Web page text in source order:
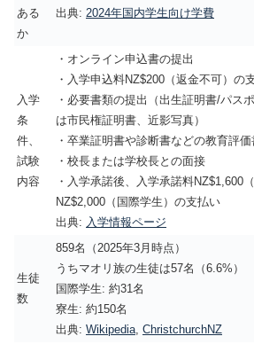
ある
か
出典: 2024年国内学生向け学費
入学
条
件、
試験
内容
・オンライン申込書の提出
・入学申込料NZ$200（返金不可）の
・必要書類の提出（出生証明書/パス
は市民権証明書、近影写真）
・卒業証明書や診断書などの教育評価
・校長または学校長との面接
・入学承諾後、入学承諾料NZ$1,600
NZ$2,000（国際学生）の支払い
出典: 入学情報ページ
生徒
数
859名（2025年3月時点）
うちマオリ族の生徒は57名（6.6%）
国際学生: 約31名
寮生: 約150名
出典: Wikipedia ChristchurchNZ